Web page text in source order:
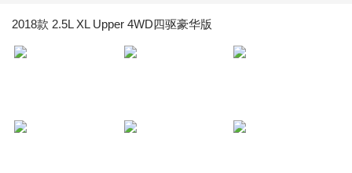
2018款 2.5L XL Upper 4WD四驱豪华版